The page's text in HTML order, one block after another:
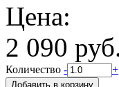
Цена:
2 090
Количество - +